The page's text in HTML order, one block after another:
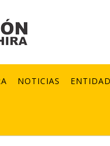
NOTICIAS